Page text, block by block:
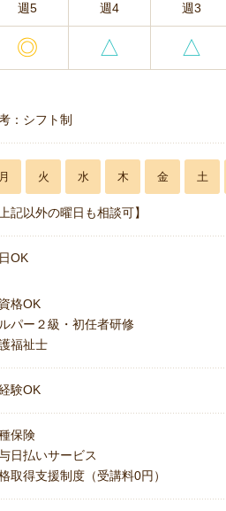
週5 週4 週3
◎ △ △
：シフト制
月 火 水 木 金 土
上記以外の曜日も相談可】
OK
格OK
パー２級・初任者研修
福祉士
験OK
保険
日払いサービス
取得支援制度（受講料0円）